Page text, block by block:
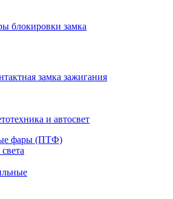
блокировки замка
замка зажигания
и автосвет
фары (ПТФ)